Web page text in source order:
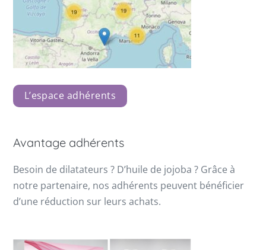
L’espace adhérents
Avantage adhérents
Besoin de dilatateurs ? D’huile de jojoba ? Grâce à
notre partenaire, nos adhérents peuvent bénéficier
d’une réduction sur leurs achats.